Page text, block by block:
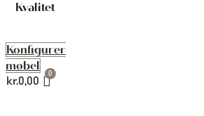
Kvalitet
Konfigurer
møbel
kr.0,00